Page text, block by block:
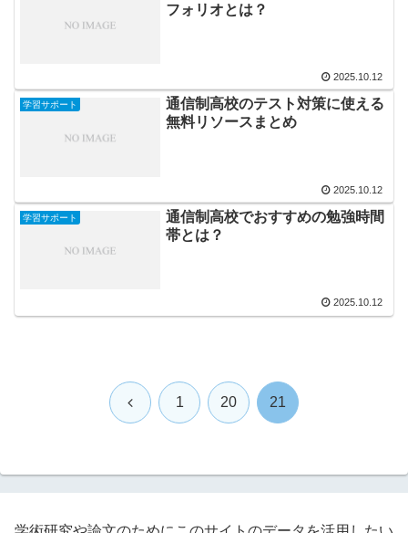
フォリオとは？
2025.10.12
学習サポート
通信制高校のテスト対策に使える
無料リソースまとめ
2025.10.12
学習サポート
通信制高校でおすすめの勉強時間
帯とは？
2025.10.12
前 1 20 21